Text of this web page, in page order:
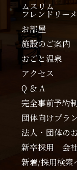
ムスリム
フレンドリー
お部屋
施設のご案内
おごと温泉
アクセス
Q ＆ A
完全事前予約
団体向けプラ
法人・団体の
新卒採用 会
新着/採用検索